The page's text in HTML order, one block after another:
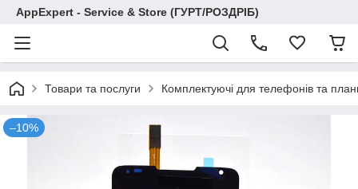
AppExpert - Service & Store (ГУРТ/РОЗДРІБ)
Товари та послуги Комплектуючі для телефонів та
–10%